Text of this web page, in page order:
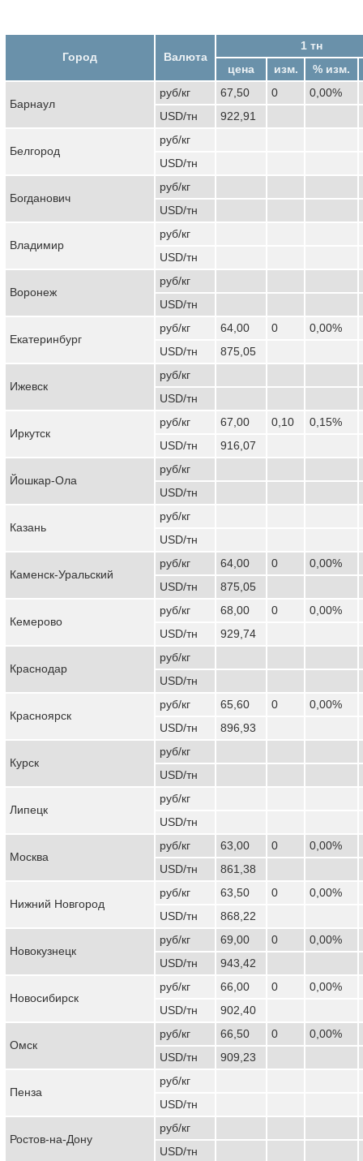
Город Валюта
1 тн
цена
изм. % изм.
Барнаул
руб/кг 67,50 0
0,00%
USD/тн
922,91
Белгород
руб/кг
USD/тн
Богданович
руб/кг
USD/тн
Владимир
руб/кг
USD/тн
Воронеж
руб/кг
USD/тн
Екатеринбург
руб/кг 64,00 0
0,00%
USD/тн
875,05
Ижевск
руб/кг
USD/тн
Иркутск
руб/кг 67,00 0,10
0,15%
USD/тн
916,07
Йошкар-Ола
руб/кг
USD/тн
Казань
руб/кг
USD/тн
Каменск-Уральский
руб/кг 64,00 0
0,00%
USD/тн
875,05
Кемерово
руб/кг 68,00 0
0,00%
USD/тн
929,74
Краснодар
руб/кг
USD/тн
Красноярск
руб/кг 65,60 0
0,00%
USD/тн
896,93
Курск
руб/кг
USD/тн
Липецк
руб/кг
USD/тн
Москва
руб/кг 63,00 0
0,00%
USD/тн
861,38
Нижний Новгород
руб/кг 63,50 0
0,00%
USD/тн
868,22
Новокузнецк
руб/кг 69,00 0
0,00%
USD/тн
943,42
Новосибирск
руб/кг 66,00 0
0,00%
USD/тн
902,40
Омск
руб/кг 66,50 0
0,00%
USD/тн
909,23
Пенза
руб/кг
USD/тн
Ростов-на-Дону
руб/кг
USD/тн